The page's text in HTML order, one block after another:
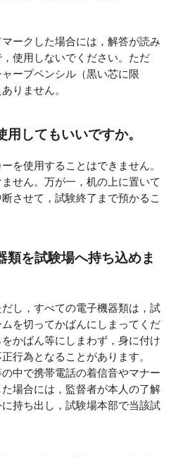
ークした場合には，解答が読み
使用しないでください。ただ
ープペンシル（黒い芯に限
りません。
してもいいですか。
を使用することはできません。
せん。万が一，机の上に置いて
させて，試験終了まで預かるこ
類を試験場へ持ち込めま
し，すべての電子機器類は，試
を切ってかばんにしまってくだ
かばん等にしまわず，身に付け
行為となることがあります。
中で携帯電話の着信音やマナー
場合には，監督者が本人の了解
持ち出し，試験場本部で当該試